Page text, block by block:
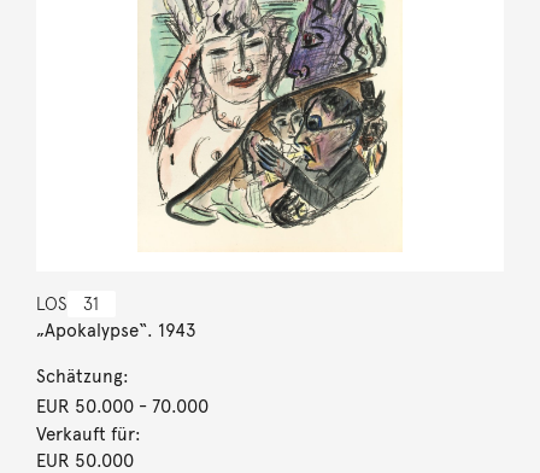
LOS 31
„Apokalypse“. 1943
Schätzung:
EUR 50.000- 70.000
Verkauft für:
EUR 50.000